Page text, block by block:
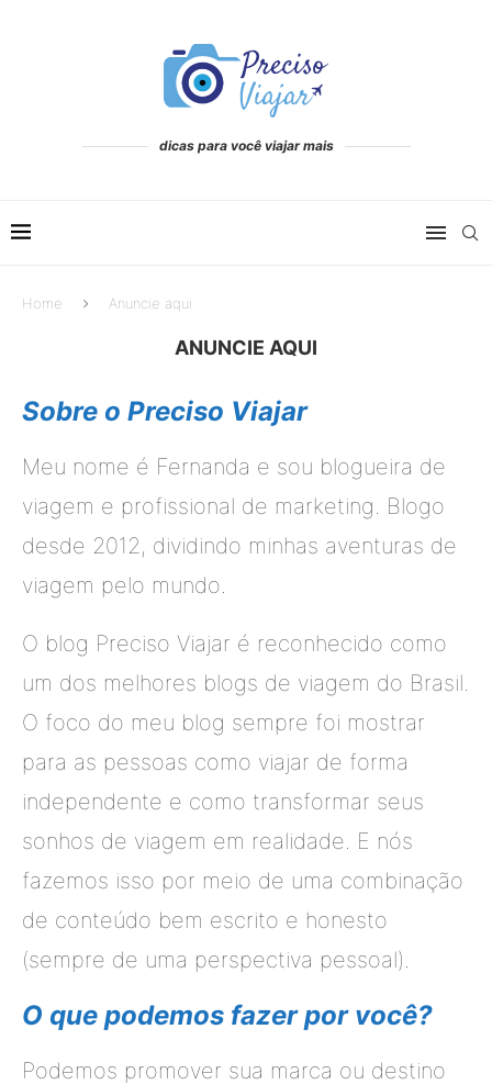
dicas para você viajar mais
Home Anuncie aqui
ANUNCIE AQUI
Sobre o Preciso Viajar
Meu nome é Fernanda e sou blogueira de
viagem e profissional de marketing. Blogo
desde 2012, dividindo minhas aventuras de
viagem pelo mundo.
O blog Preciso Viajar é reconhecido como
um dos melhores blogs de viagem do Brasil.
O foco do meu blog sempre foi mostrar
para as pessoas como viajar de forma
independente e como transformar seus
sonhos de viagem em realidade. E nós
fazemos isso por meio de uma combinação
de conteúdo bem escrito e honesto
(sempre de uma perspectiva pessoal).
O que podemos fazer por você?
Podemos promover sua marca ou destino